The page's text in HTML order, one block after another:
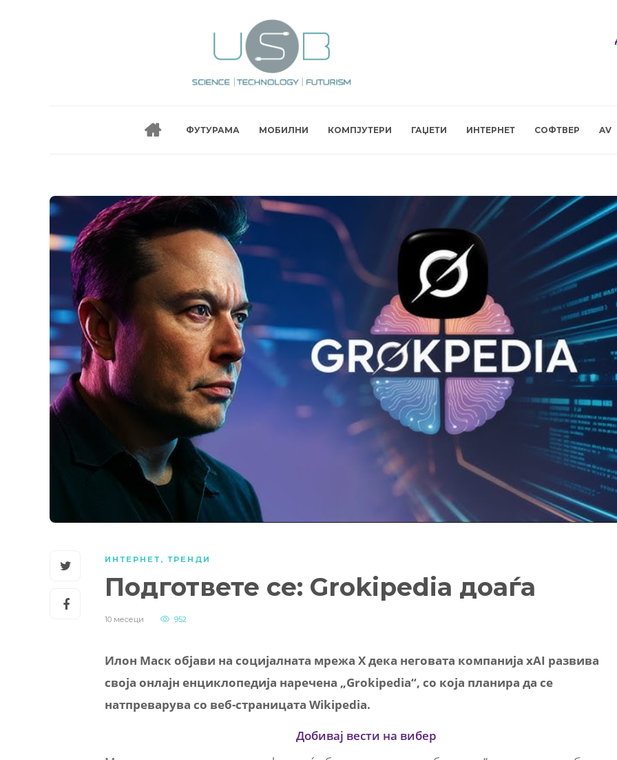
ФУТУРАМА МОБИЛНИ КОМПЈУТЕРИ ГАЏЕТИ ИНТЕРНЕТ СОФТВЕР AV
ИНТЕРНЕТ, ТРЕНДИ
Подгответе се: Grokipedia доаѓа
10 месеци 952
Илон Маск објави на социјалната мрежа X дека неговата компанија xAI развива
своја онлајн енциклопедија наречена „Grokipedia“, со која планира да се
натпреварува со веб-страницата Wikipedia.
Добивај вести на вибер